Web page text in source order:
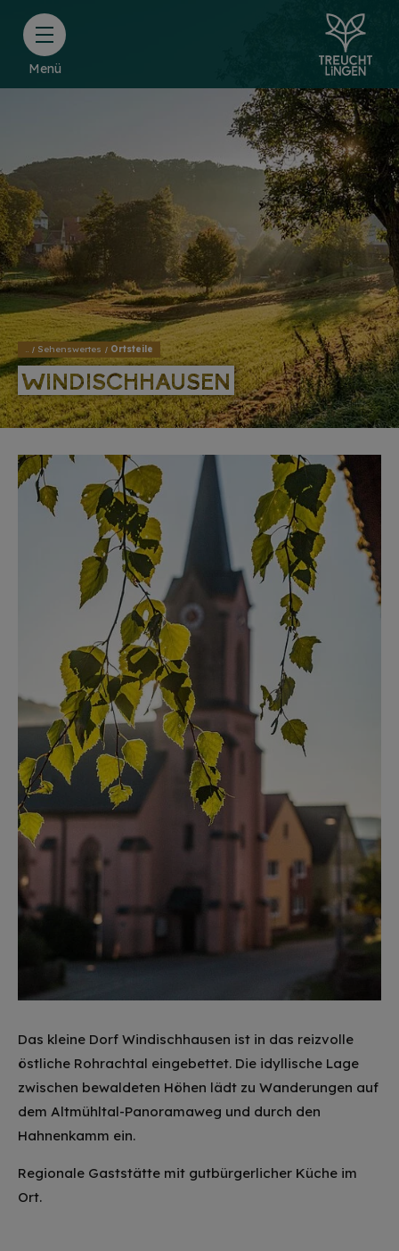
Menü
.. Sehenswertes Ortsteile
WINDISCHHAUSEN
WINDISCHHAUSEN
Das kleine Dorf Windischhausen ist in das reizvolle
östliche Rohrachtal eingebettet. Die idyllische Lage
zwischen bewaldeten Höhen lädt zu Wanderungen auf
dem Altmühltal-Panoramaweg und durch den
Hahnenkamm ein.
Regionale Gaststätte mit gutbürgerlicher Küche im
Ort.